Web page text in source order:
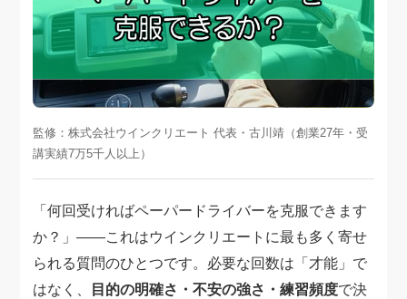
簡易補助ブレーキと
キャンペーン
新着情報 会社概要
監修：株式会社ウインクリエート 代表・古川靖（創業27年・受
講実績7万5千人以上）
「何回受ければペーパードライバーを克服できます
か？」——これはウインクリエートに最も多く寄せ
られる質問のひとつです。必要な回数は「才能」で
はなく、
目的の明確さ・不安の強さ・練習頻度で決